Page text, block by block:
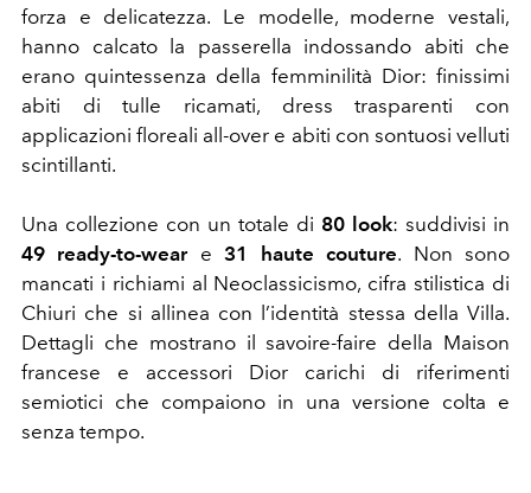
forza e delicatezza. Le modelle, moderne vestali,
hanno calcato la passerella indossando abiti che
erano quintessenza della femminilità Dior: finissimi
abiti di tulle ricamati, dress trasparenti con
applicazioni floreali all-over e abiti con sontuosi velluti
scintillanti.
Una collezione con un totale di 80 look: suddivisi in
49 ready-to-weare31 haute couture. Non sono
mancati i richiami al Neoclassicismo, cifra stilistica di
Chiuri che si allinea con l’identità stessa della Villa.
Dettagli che mostrano il savoire-faire della Maison
francese e accessori Dior
carichi di riferimenti
semiotici che compaiono in una versione colta e
senza tempo.